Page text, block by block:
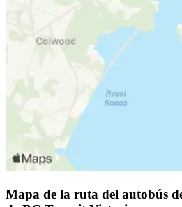
Mapa de la ruta del autobús